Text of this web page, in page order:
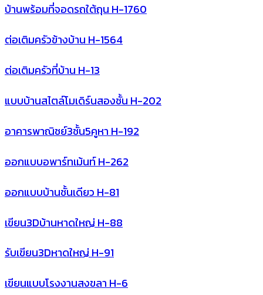
บ้านพร้อมที่จอดรถใต้ถุน H-1760
ต่อเติมครัวข้างบ้าน H-1564
ต่อเติมครัวที่บ้าน H-13
แบบบ้านสไตล์โมเดิร์นสองชั้น H-202
อาคารพาณิชย์3ชั้น5คูหา H-192
ออกแบบอพาร์ทเม้นท์ H-262
ออกแบบบ้านชั้นเดียว H-81
เขียน3Dบ้านหาดใหญ่ H-88
รับเขียน3Dหาดใหญ่ H-91
เขียนแบบโรงงานสงขลา H-6